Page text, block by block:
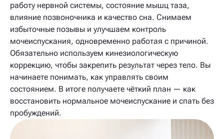
работу нервной системы, состояние мышц таза,
влияние позвоночника и качество сна. Снимаем
избыточные позывы и улучшаем контроль
мочеиспускания, одновременно работая с причиной.
Обязательно используем кинезиологическую
коррекцию, чтобы закрепить результат через тело. Вы
начинаете понимать, как управлять своим
состоянием. В итоге получаете чёткий план — как
восстановить нормальное мочеиспускание и спать без
пробуждений.